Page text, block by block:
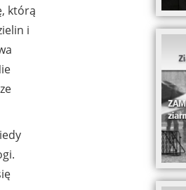
którą
i